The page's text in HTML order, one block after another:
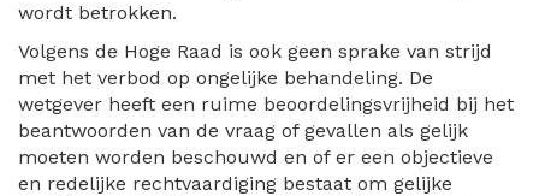
wordt betrokken.
Volgens de Hoge Raad is ook geen sprake van strijd
met het verbod op ongelijke behandeling. De
wetgever heeft een ruime beoordelingsvrijheid bij het
beantwoorden van de vraag of gevallen als gelijk
moeten worden beschouwd en of er een objectieve
en redelijke rechtvaardiging bestaat om gelijke